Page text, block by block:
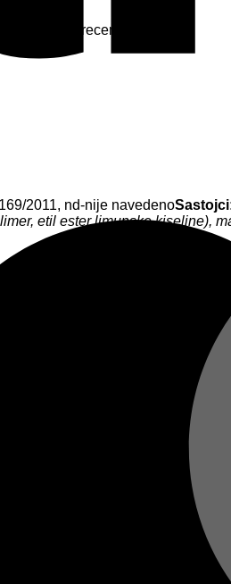
napisati recenziju.
2011, nd-nije navedeno
etil ester limunske kiseline),